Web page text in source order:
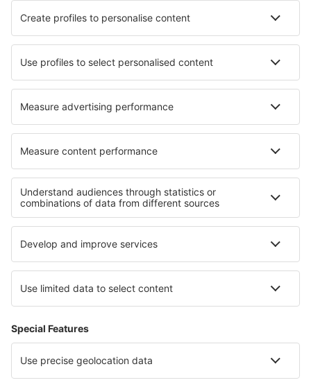
Hoteluri în Wasserburg am Inn Hoteluri în Jorethang
Hoteluri în Trøgstad Hoteluri în Pierre-Perthuis
Cele mai bune hoteluri - regiuni
Hoteluri in Roztocze Hoteluri in Masuria
Hoteluri in Pomeranian Lakeland Hoteluri in Polonia Mare
Hoteluri în Parcul Național Pădurea Tucholei
Hoteluri in Pyrenees Mountains
Hoteluri in Chihuahua Hoteluri în Bretania